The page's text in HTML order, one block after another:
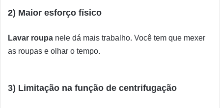
2) Maior esforço físico
Lavar roupa nele dá mais trabalho. Você tem que mexer
as roupas e olhar o tempo.
3) Limitação na função de centrifugação